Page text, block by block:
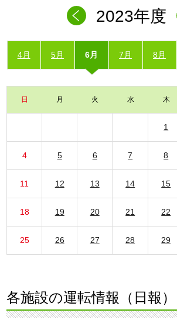
2023年度
4月 5月 6月 7月 8月
日 月 火 水 木
1
4 5 6 7 8
11 12 13 14 15
18 19 20 21 22
25 26 27 28 29
各施設の運転情報（日報）